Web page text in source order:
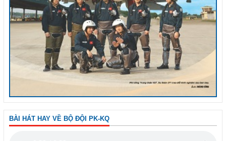
BÀI HÁT HAY VỀ BỘ ĐỘI PK-KQ